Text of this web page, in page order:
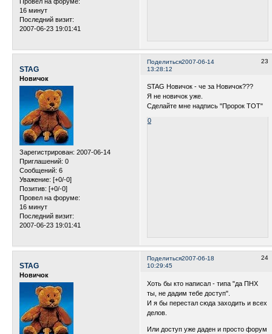
16 минут
Последний визит:
2007-06-23 19:01:41
Поделиться 23
2007-06-14
13:28:12
STAG
Новичок
Зарегистрирован: 2007-06-14
Приглашений: 0
Сообщений: 6
Уважение: [+0/-0]
Позитив: [+0/-0]
Провел на форуме:
16 минут
Последний визит:
2007-06-23 19:01:41
STAG Новичок - че за Новичок???
Я не новичок уже.
Сделайте мне надпись "Пророк ТОТ"
0
Поделиться 24
2007-06-18
10:29:45
STAG
Новичок
Хоть бы кто написал - типа "да ПНХ
ты, не дадим тебе доступ".
И я бы перестал сюда заходить и всех
делов.
Или доступ уже даден и просто форум